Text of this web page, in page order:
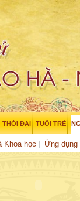
THỜI ĐẠI TUỔI TRẺ
Khoa học Ứng dụng